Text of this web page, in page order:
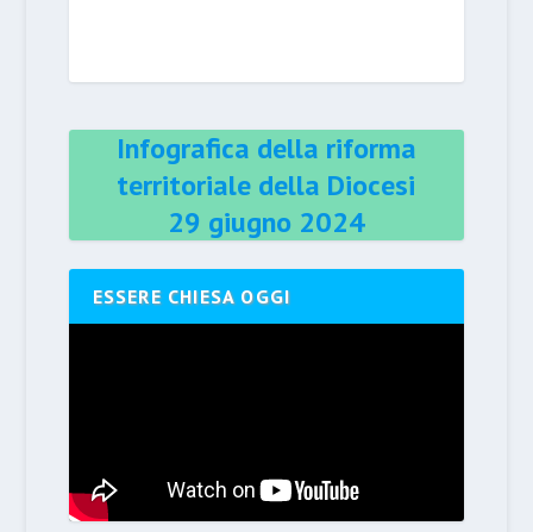
Infografica della riforma
territoriale della Diocesi
29 giugno 2024
ESSERE CHIESA OGGI